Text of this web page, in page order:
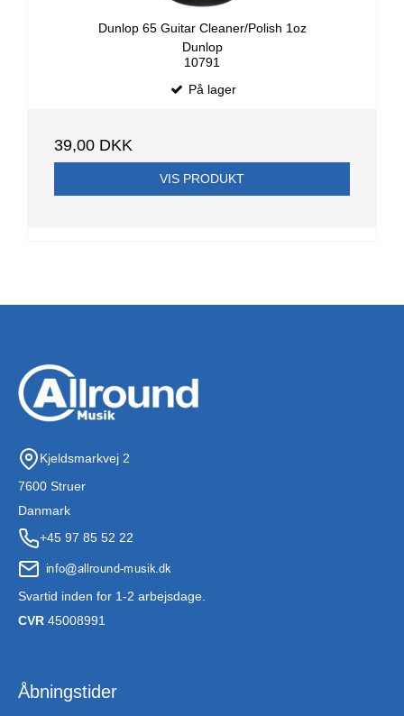
Dunlop 65 Guitar Cleaner/Polish 1oz
Dunlop
10791
På lager
39,00 DKK
VIS PRODUKT
Kjeldsmarkvej 2
7600 Struer
Danmark
+45 97 85 52 22
Svartid inden for 1-2 arbejsdage.
CVR 45008991
Åbningstider